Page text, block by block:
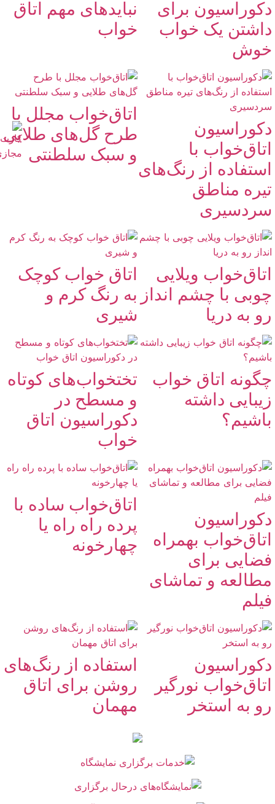
دکوراسیون برای
داشتن یک خواب
خوش
نبایدهای مهم اتاق
خواب
دکوراسیون
اتاق‌خواب با
استفاده از رنگ‌های
تیره مناطق
سردسیری
اتاق‌خواب مجلل با
طرح گل‌های طلایی
و سبک سلطنتی
اتاق‌خواب ویلایی
چوبی با چشم انداز
رو به دریا
اتاق خواب کوچک
به رنگ کرم و
شیری
چگونه اتاق خواب
زیبایی داشته
باشیم؟
تختخواب‌‌های کوتاه
و مسطح در
دکوراسیون اتاق
خواب
دکوراسیون
اتاق‌خواب بهمراه
فضایی برای
مطالعه و تماشای
فیلم
اتاق‌خواب ساده با
پرده راه راه یا
چهارخونه
دکوراسیون
اتاق‌خواب نورگیر
رو به استخر
استفاده از رنگ‌های
روشن برای اتاق
مهمان